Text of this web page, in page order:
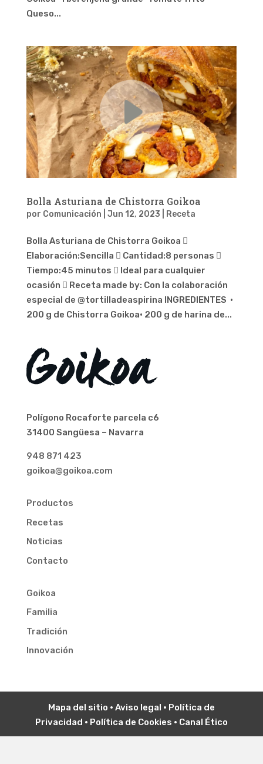
Queso...
Bolla Asturiana de Chistorra Goikoa
por Comunicación Jun 12, 2023 Receta
Bolla Asturiana de Chistorra Goikoa 
Elaboración:Sencilla  Cantidad:8 personas 
Tiempo:45 minutos  Ideal para cualquier
ocasión  Receta made by: Con la colaboración
especial de @tortilladeaspirina INGREDIENTES ·
200 g de Chistorra Goikoa· 200 g de harina de...
Polígono Rocaforte parcela c6
31400 Sangüesa – Navarra
948 871 423
goikoa@goikoa.com
Productos
Recetas
Noticias
Contacto
Goikoa
Familia
Tradición
Innovación
Mapa del sitio • Aviso legal • Política de
Privacidad • Política de Cookies • Canal Ético